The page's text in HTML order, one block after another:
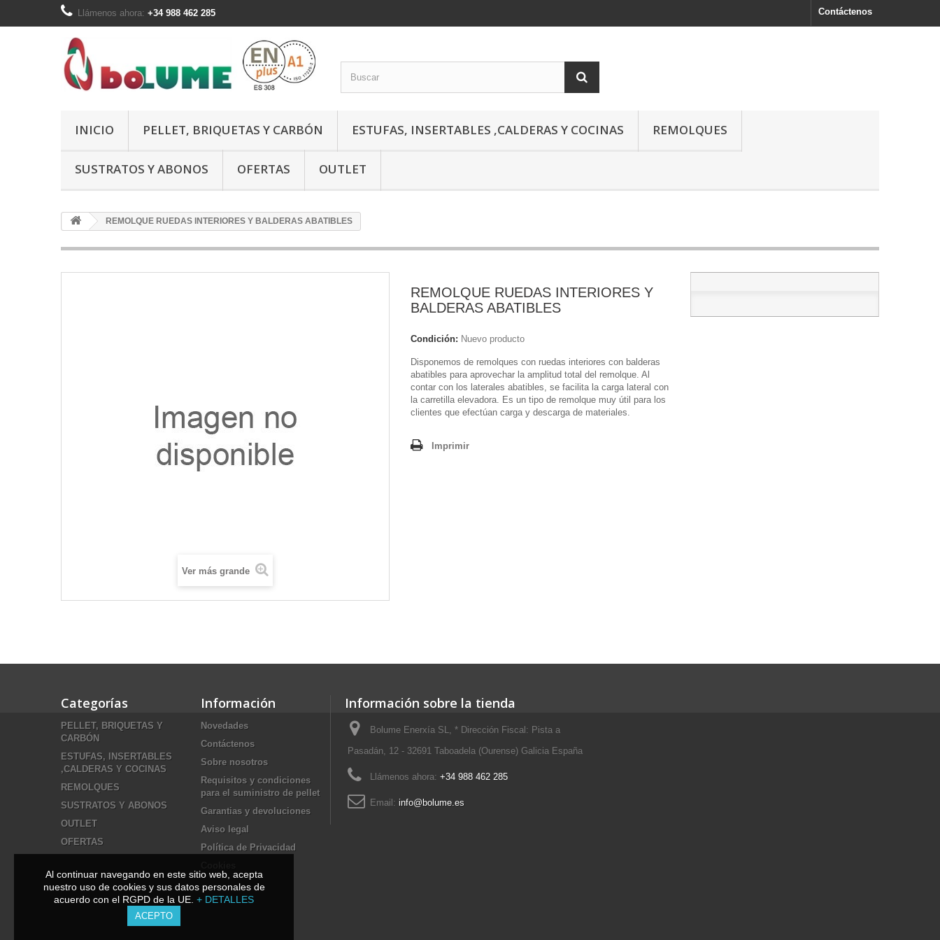
Contáctenos
Llámenos ahora: +34 988 462 285
INICIO PELLET, BRIQUETAS Y CARBÓN ESTUFAS, INSERTABLES ,CALDERAS Y COCINAS REMOLQUES
SUSTRATOS Y ABONOS OFERTAS OUTLET
REMOLQUE RUEDAS INTERIORES Y BALDERAS ABATIBLES
Ver más grande
REMOLQUE RUEDAS INTERIORES Y
BALDERAS ABATIBLES
Condición: Nuevo producto
Disponemos de remolques con ruedas interiores con balderas
abatibles para aprovechar la amplitud total del remolque. Al
contar con los laterales abatibles, se facilita la carga lateral con
la carretilla elevadora. Es un tipo de remolque muy útil para los
clientes que efectúan carga y descarga de materiales.
Imprimir
Categorías
PELLET, BRIQUETAS Y
CARBÓN
ESTUFAS, INSERTABLES
,CALDERAS Y COCINAS
REMOLQUES
SUSTRATOS Y ABONOS
OUTLET
OFERTAS
Información
Novedades
Contáctenos
Sobre nosotros
Requisitos y condiciones
para el suministro de pellet
Garantias y devoluciones
Aviso legal
Política de Privacidad
Información sobre la tienda
Bolume Enerxía SL, * Dirección Fiscal: Pista a
Pasadán, 12 - 32691 Taboadela (Ourense) Galicia España
Llámenos ahora: +34 988 462 285
Email: info@bolume.es
Al continuar navegando en este sitio web, acepta
nuestro uso de cookies y sus datos personales de
acuerdo con el RGPD de la UE. + DETALLES
ACEPTO